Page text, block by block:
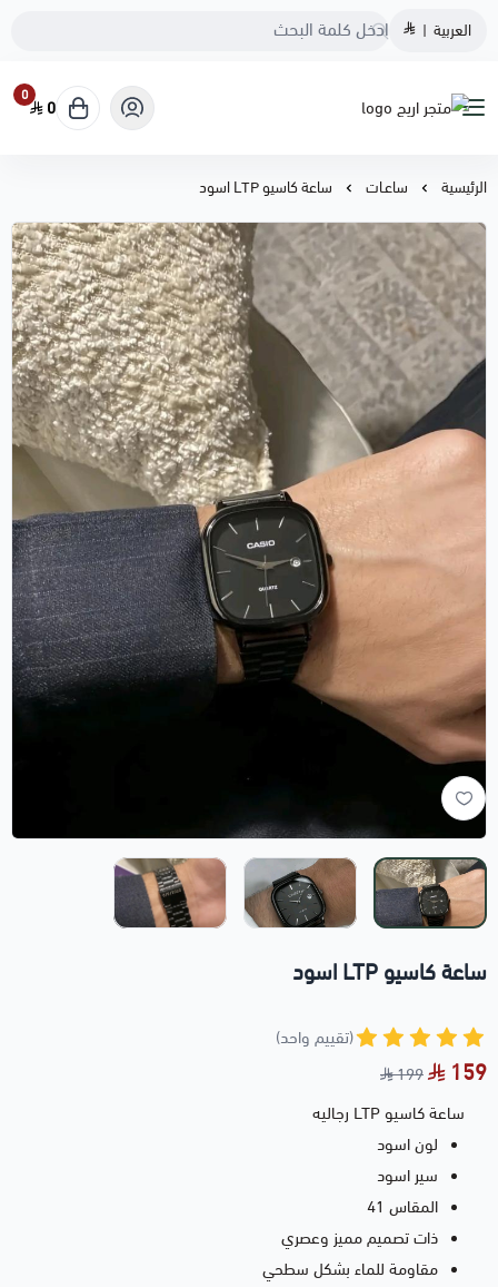
العربية |
متجر اريج
0
0
الرئيسية ساعـات ساعة كاسيو LTP اسود
ساعة كاسيو LTP اسود
(تقييم واحد)
159
199
ساعة كاسيو LTP رجاليه
لون اسود
سير اسود
المقاس 41
ذات تصميم مميز وعصري
مقاومة للماء بشكل سطحي